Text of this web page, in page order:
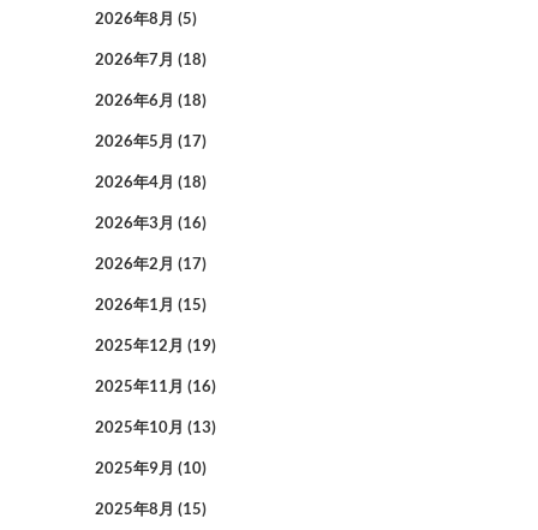
2026年8月 (5)
2026年7月 (18)
2026年6月 (18)
2026年5月 (17)
2026年4月 (18)
2026年3月 (16)
2026年2月 (17)
2026年1月 (15)
2025年12月 (19)
2025年11月 (16)
2025年10月 (13)
2025年9月 (10)
2025年8月 (15)